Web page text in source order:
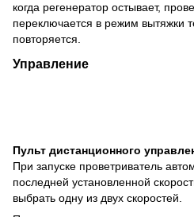
когда регенератор остывает,
переключается в режим вытяжки
повторяется.
Управление
Пульт дистанционного
При запуске проветриватель
последней установленной
выбрать одну из двух скоростей.